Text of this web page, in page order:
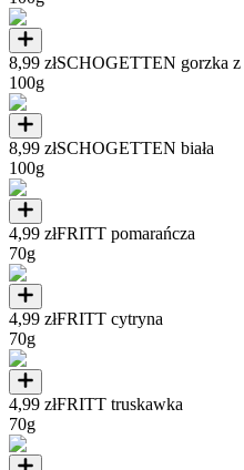
8,99 złSCHOGETTEN gorzka z
100g
8,99 złSCHOGETTEN biała
100g
4,99 złFRITT pomarańcza
70g
4,99 złFRITT cytryna
70g
4,99 złFRITT truskawka
70g